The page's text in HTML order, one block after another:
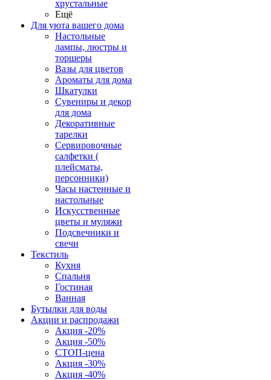
хрустальные
Ещё
Для уюта вашего дома
Настольные
лампы, люстры и
торшеры
Вазы для цветов
Ароматы для дома
Шкатулки
Сувениры и декор
для дома
Декоративные
тарелки
Сервировочные
салфетки (
плейсматы,
персонники)
Часы настенные и
настольные
Искусственные
цветы и муляжи
Подсвечники и
свечи
Текстиль
Кухня
Спальня
Гостиная
Ванная
Бутылки для воды
Акции и распродажи
Акция -20%
Акция -50%
СТОП-цена
Акция -30%
Акция -40%